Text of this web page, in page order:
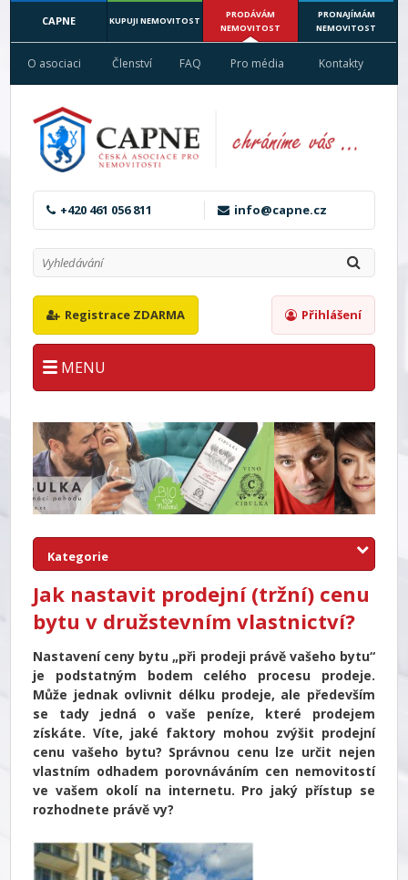
CAPNE KUPUJI NEMOVITOST
PRODÁVÁM
NEMOVITOST
PRONAJÍMÁM
NEMOVITOST
O asociaci Členství FAQ Pro média Kontakty
+420 461 056 811 info@capne.cz
Registrace ZDARMA Přihlášení
MENU
Kategorie
Jak nastavit prodejní (tržní) cenu
bytu v družstevním vlastnictví?
Nastavení ceny bytu „při prodeji právě vašeho bytu“
je podstatným bodem celého procesu prodeje.
Může jednak ovlivnit délku prodeje, ale především
se tady jedná o vaše peníze, které prodejem
získáte. Víte, jaké faktory mohou zvýšit prodejní
cenu vašeho bytu? Správnou cenu lze určit nejen
vlastním odhadem porovnáváním cen nemovitostí
ve vašem okolí na internetu. Pro jaký přístup se
rozhodnete právě vy?